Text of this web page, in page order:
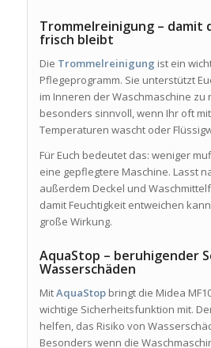
Trommelreinigung – damit
frisch bleibt
Die Trommelreinigung ist ein
Pflegeprogramm. Sie unterstützt
im Inneren der Waschmaschine zu
besonders sinnvoll, wenn Ihr oft
Temperaturen wascht oder
Für Euch bedeutet das: weniger
eine gepflegtere Maschine. Lasst
außerdem Deckel und
damit Feuchtigkeit entweichen
große Wirkung.
AquaStop – beruhigender
Wasserschäden
MitAquaStopbringt die Midea
wichtige Sicherheitsfunktion mit.
helfen, das Risiko von
Besonders wenn die